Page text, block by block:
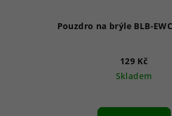
Pouzdro na brýle BLB-
129 Kč
Skladem